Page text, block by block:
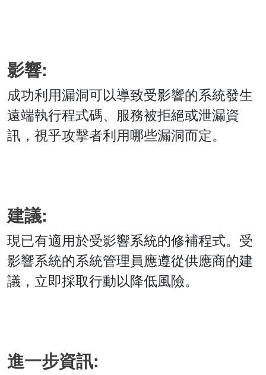
影響:
成功利用漏洞可以導致受影響的系統發生
遠端執行程式碼、服務被拒絕或泄漏資
訊，視乎攻擊者利用哪些漏洞而定。
建議:
現已有適用於受影響系統的修補程式。受
影響系統的系統管理員應遵從供應商的建
議，立即採取行動以降低風險。
進一步資訊: